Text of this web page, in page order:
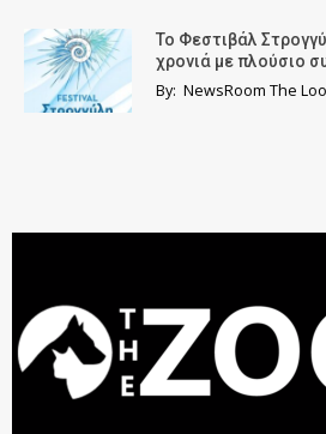
Το Φεστιβάλ
χρονιά με πλούσιο
By: NewsRoom The